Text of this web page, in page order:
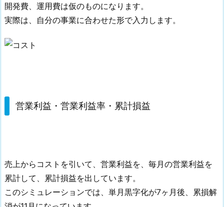
開発費、運用費は仮のものになります。
実際は、自分の事業に合わせた形で入力します。
営業利益・営業利益率・累計損益
売上からコストを引いて、営業利益を、毎月の営業利益を
累計して、累計損益を出しています。
このシミュレーションでは、単月黒字化が7ヶ月後、累損解